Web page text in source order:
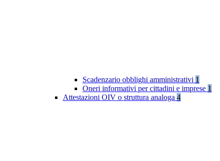
Scadenzario obblighi amministrativi 1
Oneri informativi per cittadini e imprese 1
Attestazioni OIV o struttura analoga 4